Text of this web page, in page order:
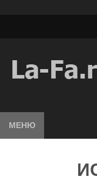
МЕНЮ